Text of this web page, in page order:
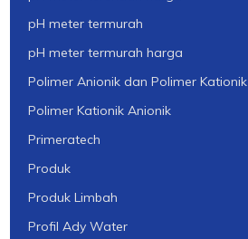
pH meter termurah
pH meter termurah harga
Polimer Anionik dan Polimer Kationik
Polimer Kationik Anionik
Primeratech
Produk
Produk Limbah
Profil Ady Water